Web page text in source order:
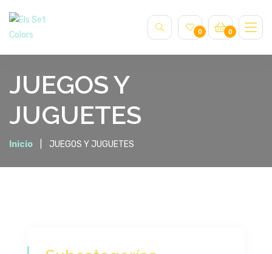
0 0
JUEGOS Y
JUGUETES
Inicio JUEGOS Y JUGUETES